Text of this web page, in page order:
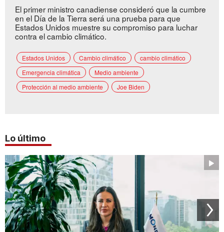
El primer ministro canadiense consideró que la cumbre
en el Día de la Tierra será una prueba para que
Estados Unidos muestre su compromiso para luchar
contra el cambio climático.
Estados Unidos Cambio climático
cambio climático
Emergencia climática
Medio ambiente
Protección al medio ambiente
Joe Biden
Lo último